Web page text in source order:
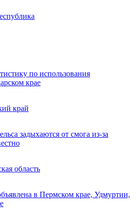
по использования
крае
край
задыхаются от смога из-за
область
в Пермском крае, Удмуртии,